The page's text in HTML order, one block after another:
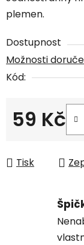
plemen.
Dostupnost
Možnosti
Kód:
59 Kč
Měrná cena:
Tisk